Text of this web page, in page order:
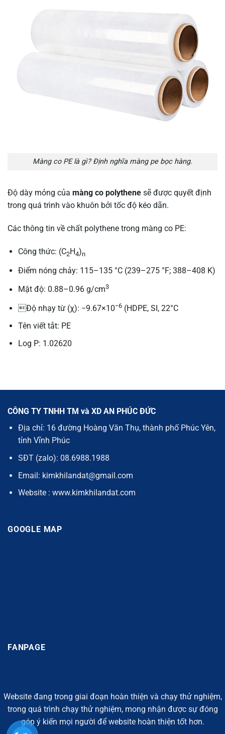
Màng co PE là gì? Định nghĩa màng pe bọc hàng.
Độ dày mỏng của màng co polythene sẽ được quyết định
trong quá trình vào khuôn bởi tốc độ kéo dãn.
Các thông tin về chất polythene trong màng co PE:
Công thức: (C2H4)n
Điểm nóng chảy: 115–135 °C (239–275 °F; 388–408 K)
Mật độ: 0.88–0.96 g/cm3
Độ nhạy từ (χ): −9.67×10−6(HDPE, SI, 22°C
Tên viết tắt: PE
Log P: 1.02620
CÔNG TY TNHH TM và XD AN PHÚC ĐỨC
Địa chỉ: 16 đường Hoàng Văn Thụ, thành phố Phúc Yên,
tỉnh Vĩnh Phúc
SĐT (zalo): 08.6988.1988
Email: kimkhilandat@gmail.com
Website : www.kimkhilandat.com
GOOGLE MAP
FANPAGE
Website đang trong giai đoạn hoàn thiện và chạy thử nghiệm,
trong quá trình chạy thử nghiệm, mong nhận được sự đóng
góp ý kiến mọi người để website hoàn thiện tốt hơn.